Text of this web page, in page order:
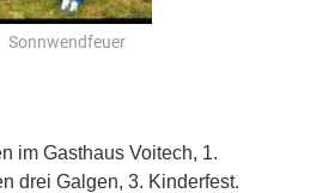
Sonnwendfeuer
im Gasthaus Voitech, 1.
drei Galgen, 3. Kinderfest.